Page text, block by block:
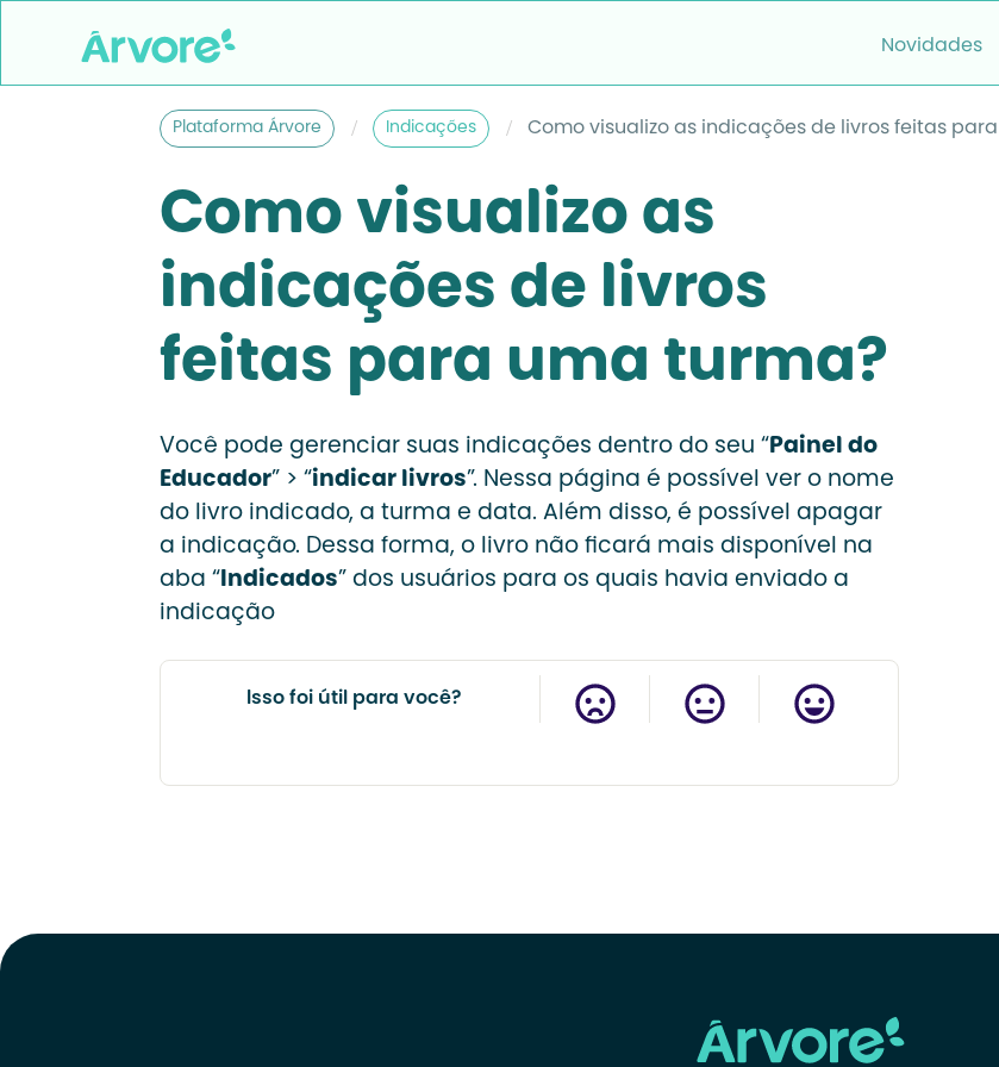
Novidades
Plataforma Árvore / Indicações / Como visualizo as indicações de livros feitas
Como visualizo as
indicações de livros
feitas para uma turma?
Você pode gerenciar suas indicações dentro do seu “Painel do
Educador” > “indicar livros”. Nessa página é possível ver o nome
do livro indicado, a turma e data. Além disso, é possível apagar
a indicação. Dessa forma, o livro não ficará mais disponível na
aba “Indicados” dos usuários para os quais havia enviado a
indicação
Isso foi útil para você?